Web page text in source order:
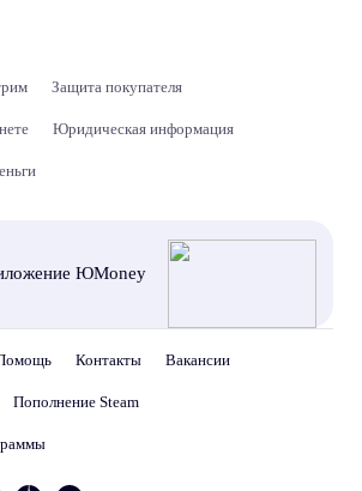
Защита покупателя
Юридическая информация
ЮMoney
Контакты Вакансии
Пополнение Steam